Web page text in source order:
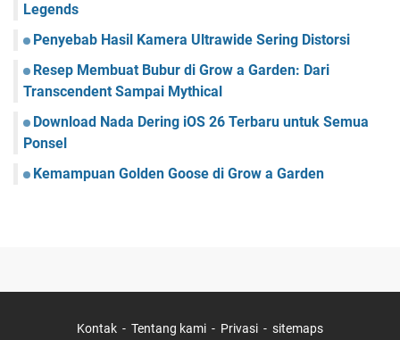
Legends
Penyebab Hasil Kamera Ultrawide Sering Distorsi
Resep Membuat Bubur di Grow a Garden: Dari
Transcendent Sampai Mythical
Download Nada Dering iOS 26 Terbaru untuk Semua
Ponsel
Kemampuan Golden Goose di Grow a Garden
Kontak Tentang kami Privasi sitemaps